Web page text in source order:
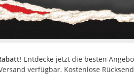
! Entdecke jetzt die besten
verfügbar. Kostenlose